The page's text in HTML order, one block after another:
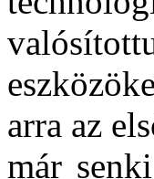
arra az
már